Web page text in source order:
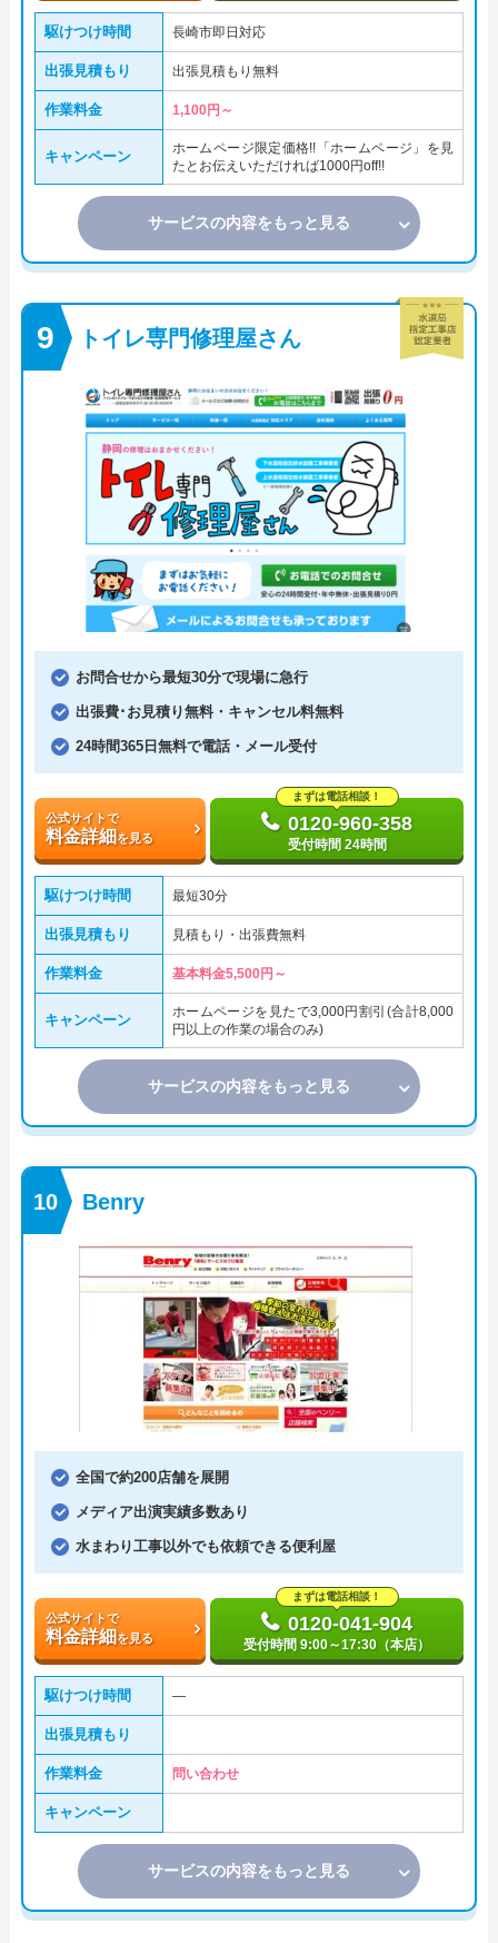
駆けつけ時間 長崎市即日対応
出張見積もり 出張見積もり無料
作業料金 1,100円～
キャンペーン
ホームページ限定価格!!「ホームページ」を見
たとお伝えいただければ1000円off!!
サービスの内容をもっと見る
トイレ専門修理屋さん
お問合せから最短30分で現場に急行
出張費･お見積り無料・キャンセル料無料
24時間365日無料で電話・メール受付
公式サイトで
料金詳細を見る
まずは電話相談！
0120-960-358
受付時間 24時間
駆けつけ時間 最短30分
出張見積もり 見積もり・出張費無料
作業料金 基本料金5,500円～
キャンペーン
ホームページを見たで3,000円割引(合計8,000
円以上の作業の場合のみ)
サービスの内容をもっと見る
Benry
全国で約200店舗を展開
メディア出演実績多数あり
水まわり工事以外でも依頼できる便利屋
公式サイトで
料金詳細を見る
まずは電話相談！
0120-041-904
受付時間 9:00～17:30（本店）
駆けつけ時間 ―
出張見積もり
作業料金 問い合わせ
キャンペーン
サービスの内容をもっと見る